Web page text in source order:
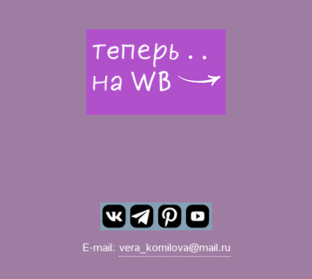
E-mail: vera_kornilova@mail.ru